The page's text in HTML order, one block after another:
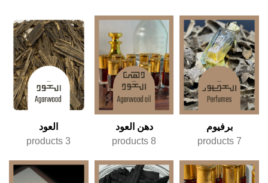
برفيوم
7 products
دهن العود
8 products
العود
3 products